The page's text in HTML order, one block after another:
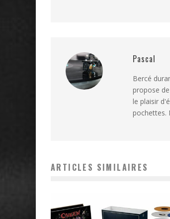
Pascal
Bercé
propose
le plaisir
pochettes.
ARTICLES SIMILAIRES